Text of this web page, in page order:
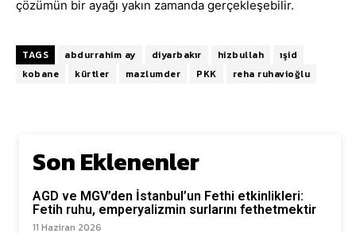
çözümün bir ayağı yakın zamanda gerçekleşebilir.
TAGS abdurrahim ay diyarbakır hizbullah
ışid
kobane
kürtler mazlumder PKK reha ruhavioğlu
Son Eklenenler
AGD ve MGV’den İstanbul’un Fethi etkinlikleri:
Fetih ruhu, emperyalizmin surlarını fethetmektir
11 Haziran 2026